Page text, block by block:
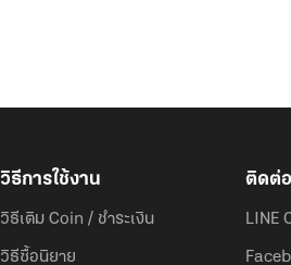
วิธีการใช้งาน
วิธีเติม Coin / ชำระเงิน
วิธีซื้อนิยาย
ติดต่อ
LINE